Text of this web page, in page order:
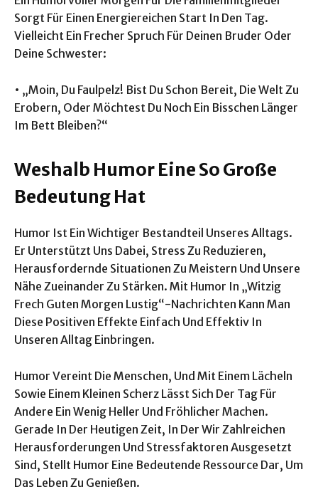
Sorgt Für Einen Energiereichen Start In Den Tag.
Vielleicht Ein Frecher Spruch Für Deinen Bruder Oder
Deine Schwester:
• „Moin, Du Faulpelz! Bist Du Schon Bereit, Die Welt Zu
Erobern, Oder Möchtest Du Noch Ein Bisschen Länger
Im Bett Bleiben?“
Weshalb Humor Eine So Große
Bedeutung Hat
Humor Ist Ein Wichtiger Bestandteil Unseres Alltags.
Er Unterstützt Uns Dabei, Stress Zu Reduzieren,
Herausfordernde Situationen Zu Meistern Und Unsere
Nähe Zueinander Zu Stärken. Mit Humor In „Witzig
Frech Guten Morgen Lustig“-Nachrichten Kann Man
Diese Positiven Effekte Einfach Und Effektiv In
Unseren Alltag Einbringen.
Humor Vereint Die Menschen, Und Mit Einem Lächeln
Sowie Einem Kleinen Scherz Lässt Sich Der Tag Für
Andere Ein Wenig Heller Und Fröhlicher Machen.
Gerade In Der Heutigen Zeit, In Der Wir Zahlreichen
Herausforderungen Und Stressfaktoren Ausgesetzt
Sind, Stellt Humor Eine Bedeutende Ressource Dar, Um
Das Leben Zu Genießen.